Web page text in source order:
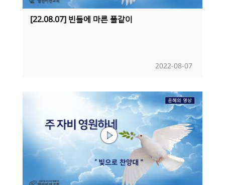
[22.08.07] 빈들에 마른 풀같이
2022-08-07